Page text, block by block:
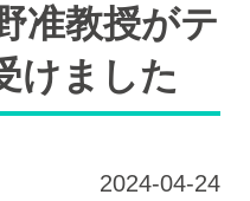
准教授がテ
けました
2024-04-24